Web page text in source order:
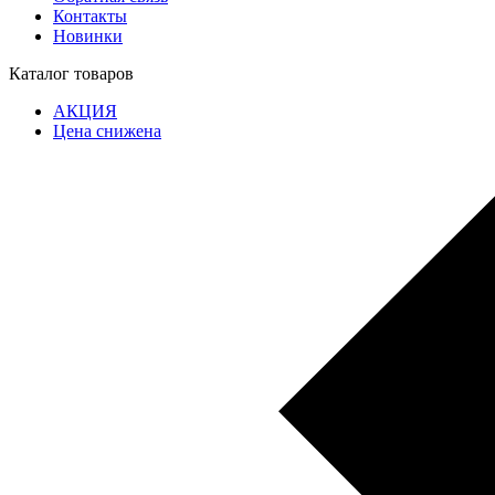
Контакты
Новинки
Каталог товаров
АКЦИЯ
Цена снижена